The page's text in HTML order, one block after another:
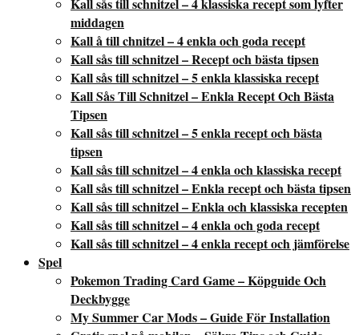
middagen
Kall å till chnitzel – 4 enkla och goda recept
Kall sås till schnitzel – Recept och bästa tipsen
Kall sås till schnitzel – 5 enkla klassiska recept
Kall Sås Till Schnitzel – Enkla Recept Och Bästa
Tipsen
Kall sås till schnitzel – 5 enkla recept och bästa
tipsen
Kall sås till schnitzel – 4 enkla och klassiska recept
Kall sås till schnitzel – Enkla recept och bästa tipsen
Kall sås till schnitzel – Enkla och klassiska recepten
Kall sås till schnitzel – 4 enkla och goda recept
Kall sås till schnitzel – 4 enkla recept och jämförelse
Spel
Pokemon Trading Card Game – Köpguide Och
Deckbygge
My Summer Car Mods – Guide För Installation